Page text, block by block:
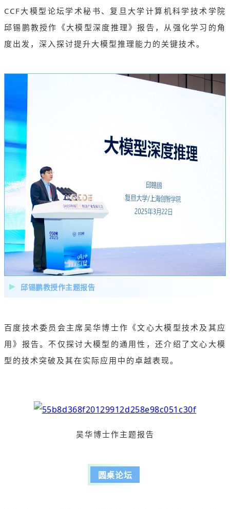
CCF大模型论坛学术秘书、复旦大学计算机科学技术学院
邱锡鹏教授作《大模型深度推理》报告，从强化学习的角
度出发，深入探讨提升大模型推理能力的关键技术。
邱锡鹏教授作主题报告
百度技术委员会主席吴华博士作《文心大模型技术及其应
用》报告。不仅探讨大模型的通用性，还介绍了文心大模
型的技术突破及其在实际应用中的卓越表现。
吴华博士作主题报告
圆桌论坛